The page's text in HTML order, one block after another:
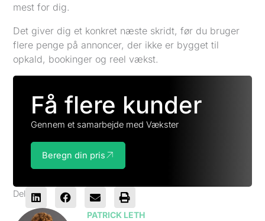
mest for dig.
Det giver dig et konkret næste skridt, før du bruger
flere penge på annoncer, der ikke er bygget til
opkald, bookinger og reel vækst.
Få flere kunder
Gennem et samarbejde med Vækster
Beregn din pris
Del
PATRICK LETH